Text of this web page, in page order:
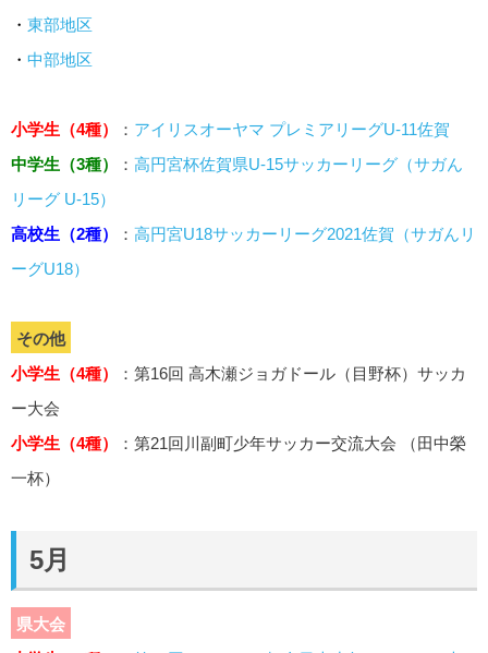
・ 東部地区
・ 中部地区
小学生（4種） ： アイリスオーヤマ プレミアリーグU-11佐賀
中学生（3種）
： 高円宮杯佐賀県U-15サッカーリーグ（サガん
リーグ U-15）
高校生（2種）
： 高円宮U18サッカーリーグ2021佐賀（サガんリ
ーグU18）
その他
小学生（4種）
：第16回 高木瀬ジョガドール（目野杯）サッカ
ー大会
小学生（4種）
：第21回川副町少年サッカー交流大会 （田中榮
一杯）
5月
県大会